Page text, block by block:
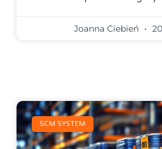
Joanna Ciebień
SCM SYSTEM